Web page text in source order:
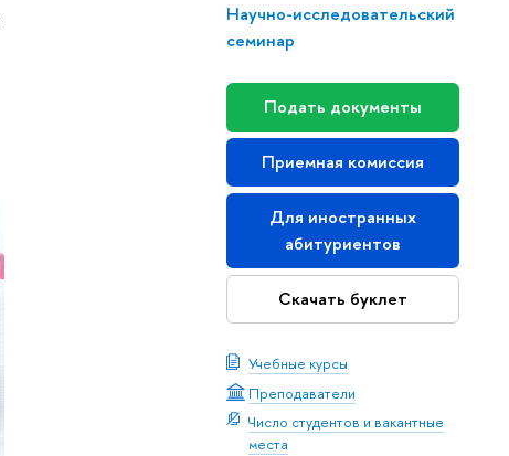
Научно-исследовательский
семинар
Подать документы
Приемная комиссия
Для иностранных
абитуриентов
Скачать буклет
Учебные курсы
Преподаватели
Число студентов и вакантные
места